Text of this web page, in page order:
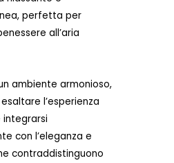
perfetta per
all’aria
ambiente armonioso,
l’esperienza
con l’eleganza e
contraddistinguono